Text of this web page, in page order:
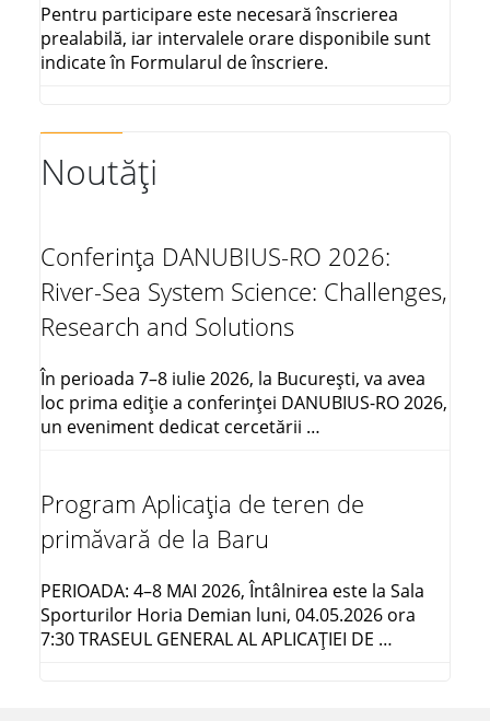
Pentru participare este necesară înscrierea
prealabilă, iar intervalele orare disponibile sunt
indicate în Formularul de înscriere.
Noutăți
Conferința DANUBIUS-RO 2026:
River-Sea System Science: Challenges,
Research and Solutions
În perioada 7–8 iulie 2026, la București, va avea
loc prima ediție a conferinței DANUBIUS-RO 2026,
un eveniment dedicat cercetării …
Program Aplicația de teren de
primăvară de la Baru
PERIOADA: 4–8 MAI 2026, Întâlnirea este la Sala
Sporturilor Horia Demian luni, 04.05.2026 ora
7:30 TRASEUL GENERAL AL APLICAŢIEI DE …